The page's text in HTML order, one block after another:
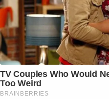
TV Couples Who Would
Too Weird
BRAINBERRIES